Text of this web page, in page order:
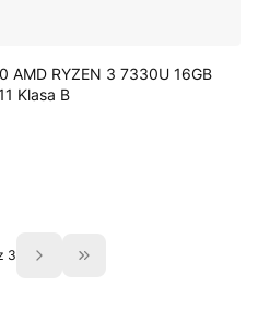
AMD RYZEN 3 7330U 16GB
Klasa B
3 Przejdź do ostatniej